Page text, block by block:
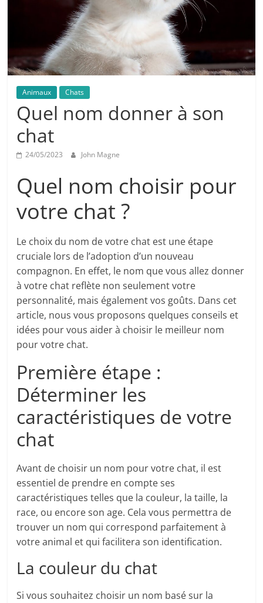
Animaux Chats
Quel nom donner à son
chat
24/05/2023 John Magne
Quel nom choisir pour
votre chat ?
Le choix du nom de votre chat est une étape
cruciale lors de l’adoption d’un nouveau
compagnon. En effet, le nom que vous allez donner
à votre chat reflète non seulement votre
personnalité, mais également vos goûts. Dans cet
article, nous vous proposons quelques conseils et
idées pour vous aider à choisir le meilleur nom
pour votre chat.
Première étape :
Déterminer les
caractéristiques de votre
chat
Avant de choisir un nom pour votre chat, il est
essentiel de prendre en compte ses
caractéristiques telles que la couleur, la taille, la
race, ou encore son age. Cela vous permettra de
trouver un nom qui correspond parfaitement à
votre animal et qui facilitera son identification.
La couleur du chat
Si vous souhaitez choisir un nom basé sur la